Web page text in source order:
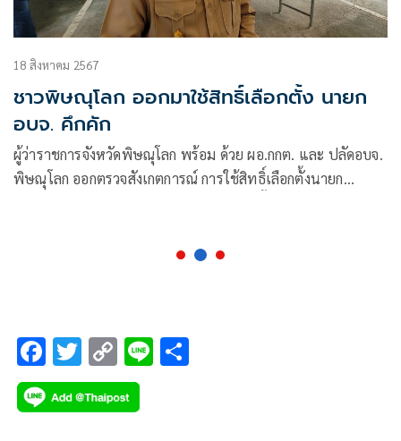
18 สิงหาคม 2567
ชาวพิษณุโลก ออกมาใช้สิทธิ์เลือกตั้ง นายก
อบจ. คึกคัก
ผู้ว่าราชการจังหวัดพิษณุโลก พร้อม ด้วย ผอ.กกต. และ ปลัดอบจ.
พิษณุโลก ออกตรวจสังเกตการณ์ การใช้สิทธิ์เลือกตั้งนายก
F
ac
e
T
wi
tt
C
o
p
Li